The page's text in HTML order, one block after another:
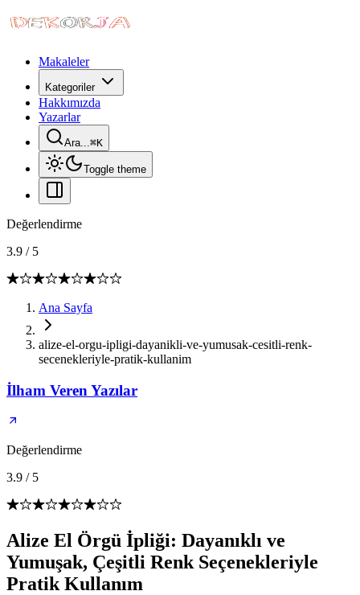
Makaleler
Kategoriler
Hakkımızda
Yazarlar
Ara...⌘K
Toggle theme
Değerlendirme
3.9 / 5
Ana Sayfa
alize-el-orgu-ipligi-dayanikli-ve-yumusak-cesitli-renk-
secenekleriyle-pratik-kullanim
İlham Veren Yazılar
Değerlendirme
3.9 / 5
Alize El Örgü İpliği: Dayanıklı ve
Yumuşak, Çeşitli Renk Seçenekleriyle
Pratik Kullanım